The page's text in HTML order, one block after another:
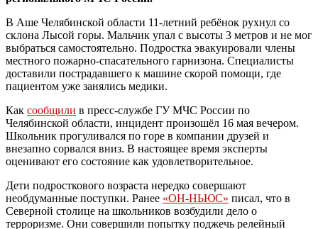
В Аше Челябинской области 11-летний ребёнок рухнул со
склона Лысой горы. Мальчик упал с высоты 3 метров и не мог
выбраться самостоятельно. Подростка эвакуировали члены
местного пожарно-спасательного гарнизона. Специалисты
доставили пострадавшего к машине скорой помощи, где
пациентом уже занялись медики.
Как сообщили в пресс-службе ГУ МЧС России по
Челябинской области, инцидент произошёл 16 мая вечером.
Школьник прогуливался по горе в компании друзей и
внезапно сорвался вниз. В настоящее время эксперты
оценивают его состояние как удовлетворительное.
Дети подросткового возраста нередко совершают
необдуманные поступки. Ранее «ОН-НЬЮС» писал, что в
Северной столице на школьников возбудили дело о
терроризме. Они совершили попытку поджечь релейный